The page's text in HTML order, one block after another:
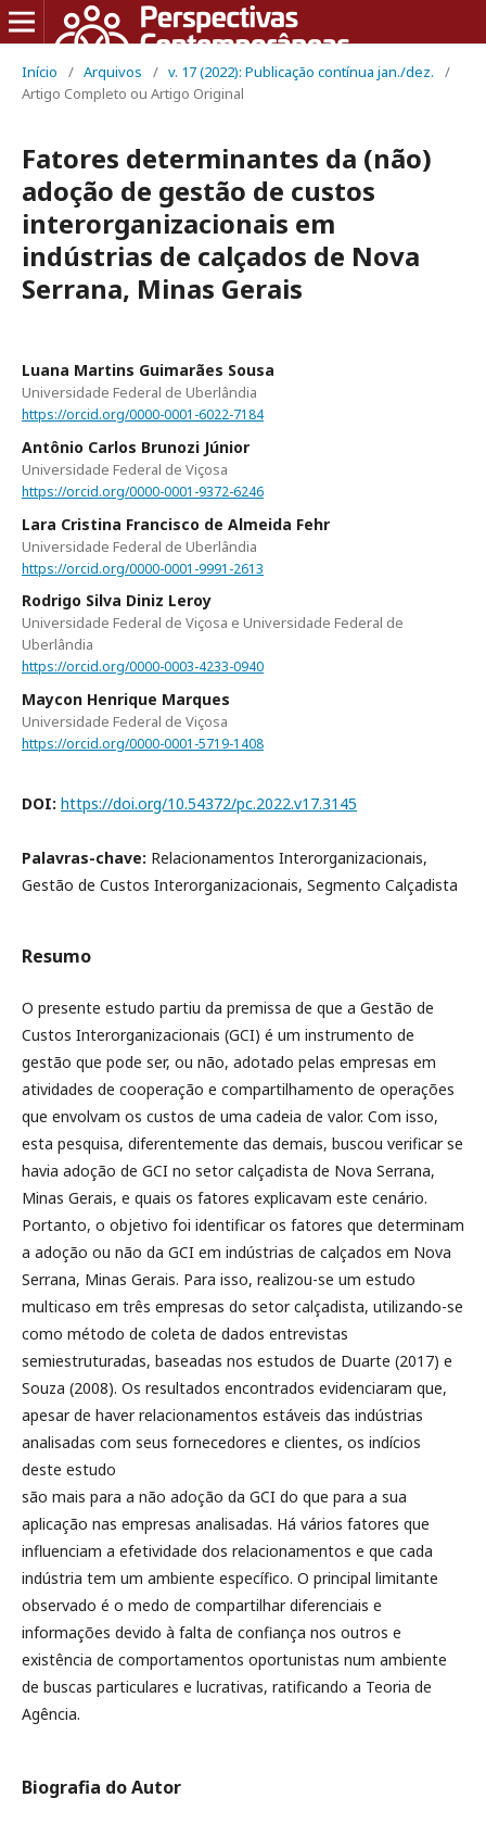
Início / Arquivos / v. 17 (2022): Publicação contínua jan./dez.
/
Artigo Completo ou Artigo Original
Fatores determinantes da (não)
adoção de gestão de custos
interorganizacionais em
indústrias de calçados de Nova
Serrana, Minas Gerais
Luana Martins Guimarães Sousa
Universidade Federal de Uberlândia
https://orcid.org/0000-0001-6022-7184
Antônio Carlos Brunozi Júnior
Universidade Federal de Viçosa
https://orcid.org/0000-0001-9372-6246
Lara Cristina Francisco de Almeida Fehr
Universidade Federal de Uberlândia
https://orcid.org/0000-0001-9991-2613
Rodrigo Silva Diniz Leroy
Universidade Federal de Viçosa e Universidade Federal de
Uberlândia
https://orcid.org/0000-0003-4233-0940
Maycon Henrique Marques
Universidade Federal de Viçosa
https://orcid.org/0000-0001-5719-1408
DOI: https://doi.org/10.54372/pc.2022.v17.3145
Palavras-chave: Relacionamentos Interorganizacionais,
Gestão de Custos Interorganizacionais, Segmento Calçadista
Resumo
O presente estudo partiu da premissa de que a Gestão de
Custos Interorganizacionais (GCI) é um instrumento de
gestão que pode ser, ou não, adotado pelas empresas em
atividades de cooperação e compartilhamento de operações
que envolvam os custos de uma cadeia de valor. Com isso,
esta pesquisa, diferentemente das demais, buscou verificar se
havia adoção de GCI no setor calçadista de Nova Serrana,
Minas Gerais, e quais os fatores explicavam este cenário.
Portanto, o objetivo foi identificar os fatores que determinam
a adoção ou não da GCI em indústrias de calçados em Nova
Serrana, Minas Gerais. Para isso, realizou-se um estudo
multicaso em três empresas do setor calçadista, utilizando-se
como método de coleta de dados entrevistas
semiestruturadas, baseadas nos estudos de Duarte (2017) e
Souza (2008). Os resultados encontrados evidenciaram que,
apesar de haver relacionamentos estáveis das indústrias
analisadas com seus fornecedores e clientes, os indícios
deste estudo
são mais para a não adoção da GCI do que para a sua
aplicação nas empresas analisadas. Há vários fatores que
influenciam a efetividade dos relacionamentos e que cada
indústria tem um ambiente específico. O principal limitante
observado é o medo de compartilhar diferenciais e
informações devido à falta de confiança nos outros e
existência de comportamentos oportunistas num ambiente
de buscas particulares e lucrativas, ratificando a Teoria de
Agência.
Biografia do Autor